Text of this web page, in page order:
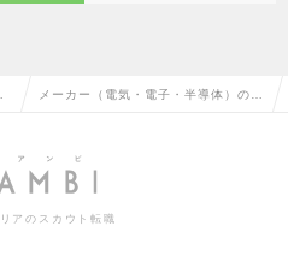
メーカー（電気・電子・半導体）の製
アのスカウト転職